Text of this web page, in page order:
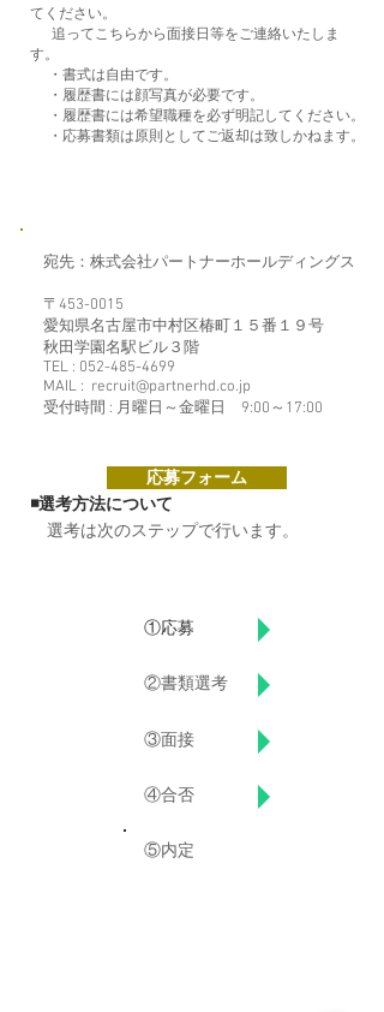
てください。
追ってこちらから面接日等をご連絡いたしま
す。
・書式は自由です。
・履歴書には顔写真が必要です。
・履歴書には希望職種を必ず明記してください。
・応募書類は原則としてご返却は致しかねます。
◾️選考方法について
選考は次のステップで行います。
​宛先：株式会社パートナーホールディングス
〒453-0015
愛知県名古屋市中村区椿町１５番１９号
​秋田学園名駅ビル３階
TEL : 052-485-4699
MAIL : recruit@partnerhd.co.jp
受付時間 : 月曜日～金曜日 9:00～17:00
応募フォーム
①応募
②書類選考
③面接
​④合否
⑤内定